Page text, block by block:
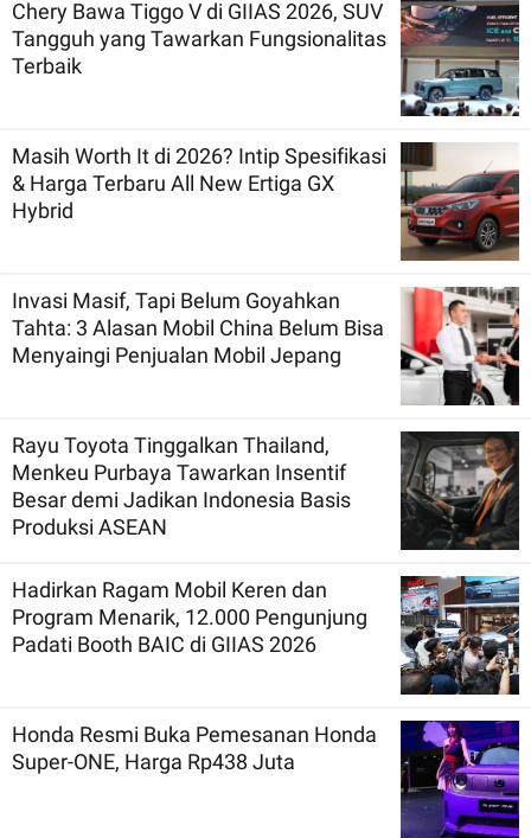
Chery Bawa Tiggo V di GIIAS 2026, SUV
Tangguh yang Tawarkan Fungsionalitas
Terbaik
Masih Worth It di 2026? Intip Spesifikasi
& Harga Terbaru All New Ertiga GX
Hybrid
Invasi Masif, Tapi Belum Goyahkan
Tahta: 3 Alasan Mobil China Belum Bisa
Menyaingi Penjualan Mobil Jepang
Rayu Toyota Tinggalkan Thailand,
Menkeu Purbaya Tawarkan Insentif
Besar demi Jadikan Indonesia Basis
Produksi ASEAN
Hadirkan Ragam Mobil Keren dan
Program Menarik, 12.000 Pengunjung
Padati Booth BAIC di GIIAS 2026
Honda Resmi Buka Pemesanan Honda
Super-ONE, Harga Rp438 Juta